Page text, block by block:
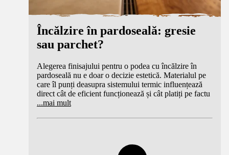
Încălzire în pardoseală: gresie
sau parchet?
Alegerea finisajului pentru o podea cu încălzire în
pardoseală nu e doar o decizie estetică. Materialul pe
care îl punți deasupra sistemului termic influențează
direct cât de eficient funcționează și cât platiți pe factu
...mai mult